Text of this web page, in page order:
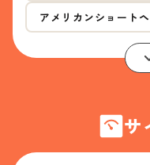
アメリカンショート
サ